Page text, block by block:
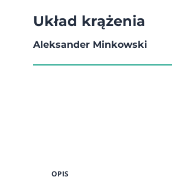
Układ krążenia
Aleksander Minkowski
OPIS